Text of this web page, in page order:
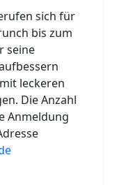
sich für
bis zum
seine
leckeren
Die Anzahl
Anmeldung